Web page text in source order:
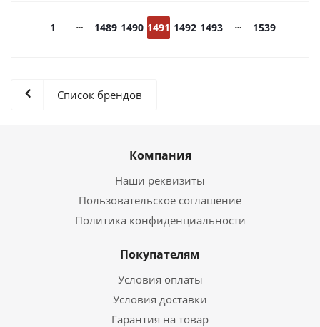
1 1489 1490 1491 1492 1493 1539
Список брендов
Компания
Наши реквизиты
Пользовательское соглашение
Политика конфиденциальности
Покупателям
Условия оплаты
Условия доставки
Гарантия на товар